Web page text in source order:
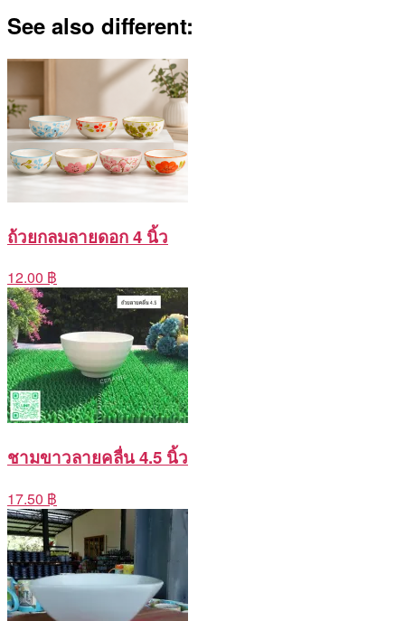
See also different:
ถ้วยกลมลายดอก 4 นิ้ว
12.00 ฿
ชามขาวลายคลื่น 4.5 นิ้ว
17.50 ฿